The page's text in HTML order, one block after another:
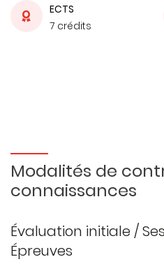
ECTS
7 crédits
Modalités de
connaissances
Évaluation initiale /
Épreuves